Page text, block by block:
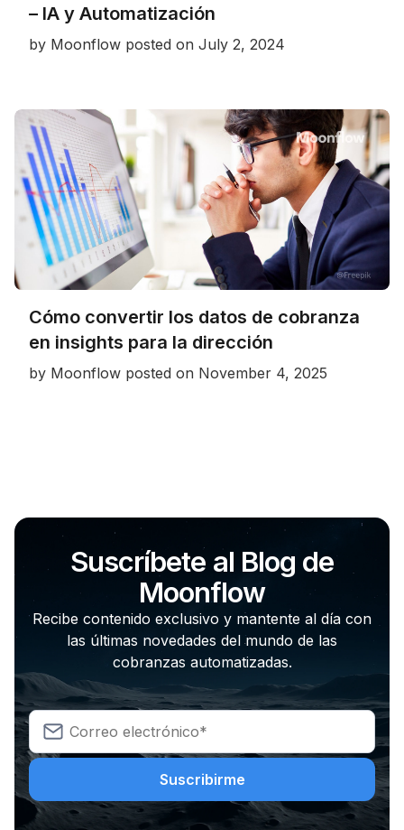
– IA y Automatización
by Moonflow posted on July 2, 2024
Cómo convertir los datos de cobranza
en insights para la dirección
by Moonflow posted on November 4, 2025
Suscríbete al Blog de
Moonflow
Recibe contenido exclusivo y mantente al día con
las últimas novedades del mundo de las
cobranzas automatizadas.